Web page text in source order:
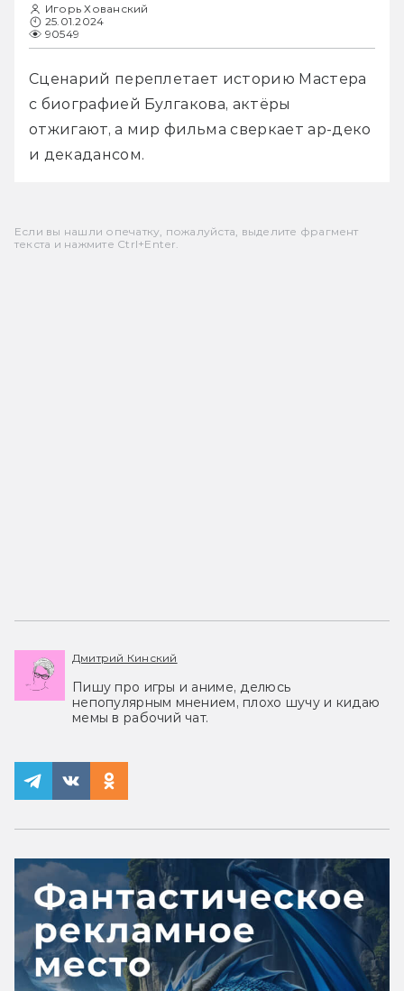
Игорь Хованский
25.01.2024
90549
Сценарий переплетает историю Мастера
с биографией Булгакова, актёры
отжигают, а мир фильма сверкает ар-деко
и декадансом.
Если вы нашли опечатку, пожалуйста, выделите фрагмент
текста и нажмите Ctrl+Enter.
Дмитрий Кинский
Пишу про игры и аниме, делюсь
непопулярным мнением, плохо шучу и кидаю
мемы в рабочий чат.